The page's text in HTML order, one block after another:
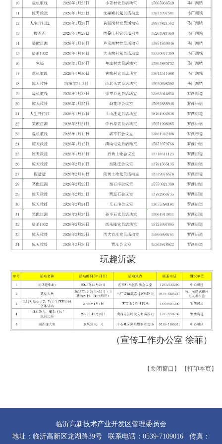
玩趣沂蒙
（宣传工作办公室 徐菲）
【关闭窗口】 【打印本页】
临沂高新技术产业开发区管理委员会
地址：临沂高新区龙湖路39号 联系电话：0539-7109016 传真：